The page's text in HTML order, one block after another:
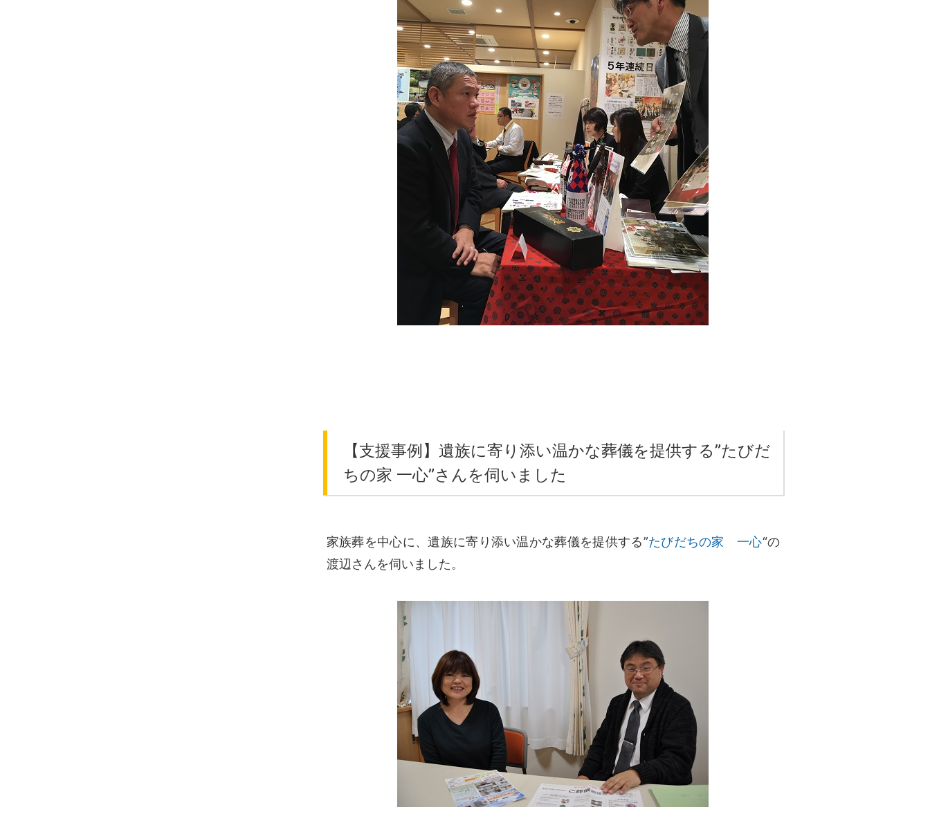
【支援事例】遺族に寄り添い温かな葬儀を提供する”たびだ
ちの家 一心”さんを伺いました
家族葬を中心に、遺族に寄り添い温かな葬儀を提供する”たびだちの家 一心“の
渡辺さんを伺いました。